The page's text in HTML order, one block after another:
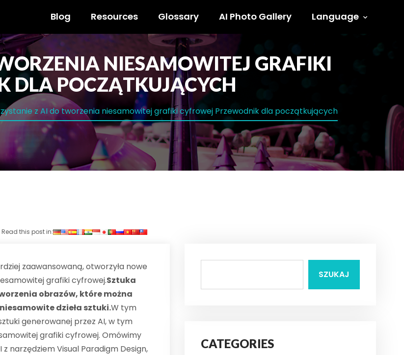
Blog Resources Glossary AI Photo Gallery Language
NIESAMOWITEJ GRAFIKI
DLA POCZĄTKUJĄCYCH
z AI do tworzenia niesamowitej grafiki cyfrowej Przewodnik dla początkujących
Read this post in:
zaawansowaną, otworzyła nowe
grafiki cyfrowej.Sztuka
obrazów, które można
dzieła sztuki.W tym
generowanej przez AI, w tym
grafiki cyfrowej. Omówimy
narzędziem Visual Paradigm Design,
SZUKAJ
CATEGORIES